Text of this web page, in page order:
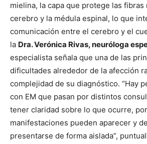
mielina, la capa que protege las fibras
cerebro y la médula espinal, lo que
comunicación entre el cerebro y el
la Dra. Verónica Rivas, neuróloga
especialista señala que una de las
dificultades alrededor de la afección
complejidad de su diagnóstico. “Hay
con EM que pasan por distintos
tener claridad sobre lo que ocurre,
manifestaciones pueden aparecer y
presentarse de forma aislada”,